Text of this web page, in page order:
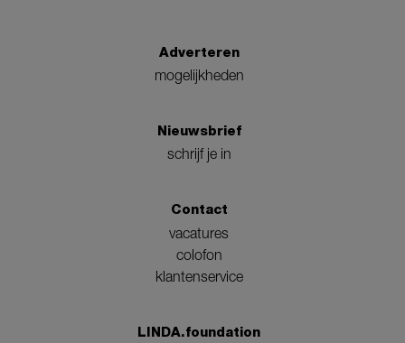
Adverteren
mogelijkheden
Nieuwsbrief
schrijf je in
Contact
vacatures
colofon
klantenservice
LINDA.foundation